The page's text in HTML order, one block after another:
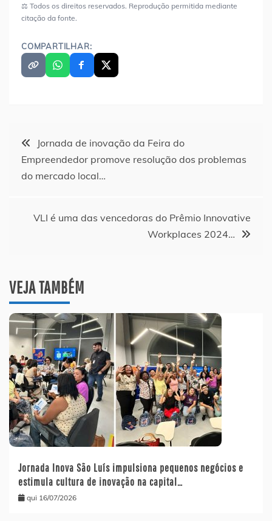
⚖️ Todos os direitos reservados. Reprodução permitida mediante
citação da fonte.
COMPARTILHAR:
Navegação
de
Jornada de inovação da Feira do
Empreendedor promove resolução dos problemas
do mercado local…
VLI é uma das vencedoras do Prêmio Innovative
Workplaces 2024…
VEJA TAMBÉM
Jornada Inova São Luís impulsiona pequenos negócios e
estimula cultura de inovação na capital…
qui 16/07/2026